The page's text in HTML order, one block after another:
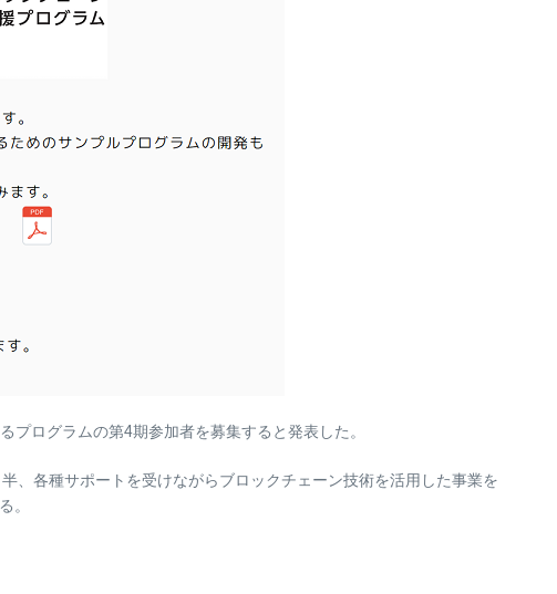
ログラムの第4期参加者を募集すると発表した。
、各種サポートを受けながらブロックチェーン技術を活用した事業を
。